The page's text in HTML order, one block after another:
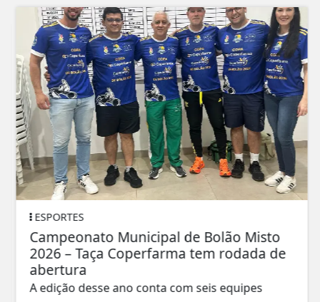
ESPORTES
Campeonato Municipal de Bolão Misto
2026 – Taça Coperfarma tem rodada de
abertura
A edição desse ano conta com seis equipes